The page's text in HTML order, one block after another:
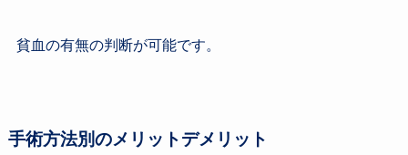
貧血の有無の判断が可能です。
手術方法別のメリットデメリット